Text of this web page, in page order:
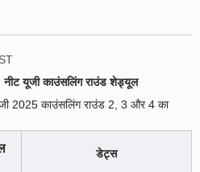
यूजी काउंसलिंग राउंड शेड्यूल
2025 काउंसलिंग राउंड 2, 3 और 4 का
डेट्स